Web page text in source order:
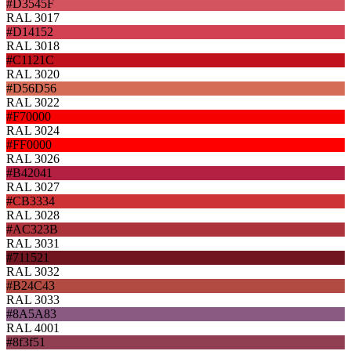
#D3545F
RAL 3017
#D14152
RAL 3018
#C1121C
RAL 3020
#D56D56
RAL 3022
#F70000
RAL 3024
#FF0000
RAL 3026
#B42041
RAL 3027
#CB3334
RAL 3028
#AC323B
RAL 3031
#711521
RAL 3032
#B24C43
RAL 3033
#8A5A83
RAL 4001
#8f3f51